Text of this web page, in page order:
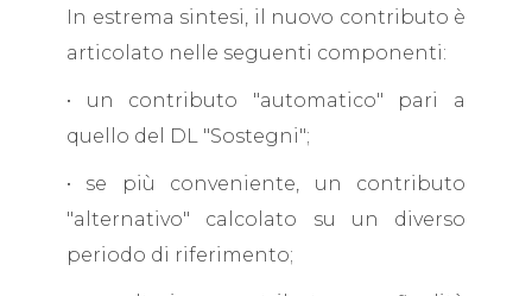
In estrema sintesi, il nuovo contributo è
articolato nelle seguenti componenti:
• un contributo "automatico" pari a
quello del DL "Sostegni";
• se più conveniente, un contributo
"alternativo" calcolato su un diverso
periodo di riferimento;